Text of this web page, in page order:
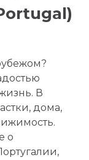
В
дома,
о